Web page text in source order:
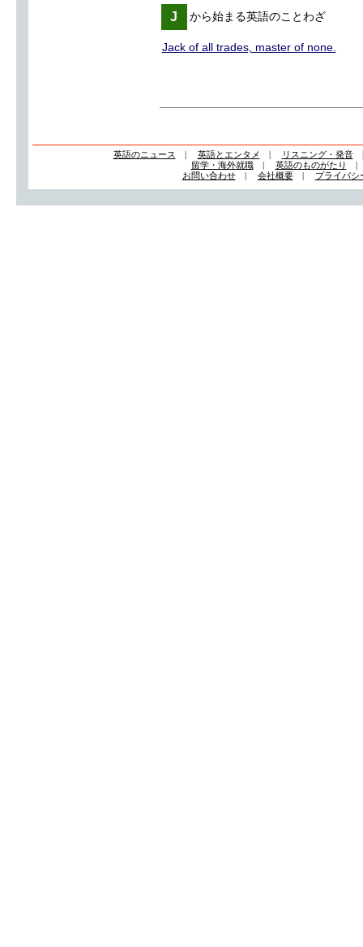
J から始まる英語のことわざ
Jack of all trades, master of none.
英語のニュース | 英語とエンタメ | リスニング・発音
留学・海外就職| 英語のものがたり
お問い合わせ| 会社概要| プライバシ